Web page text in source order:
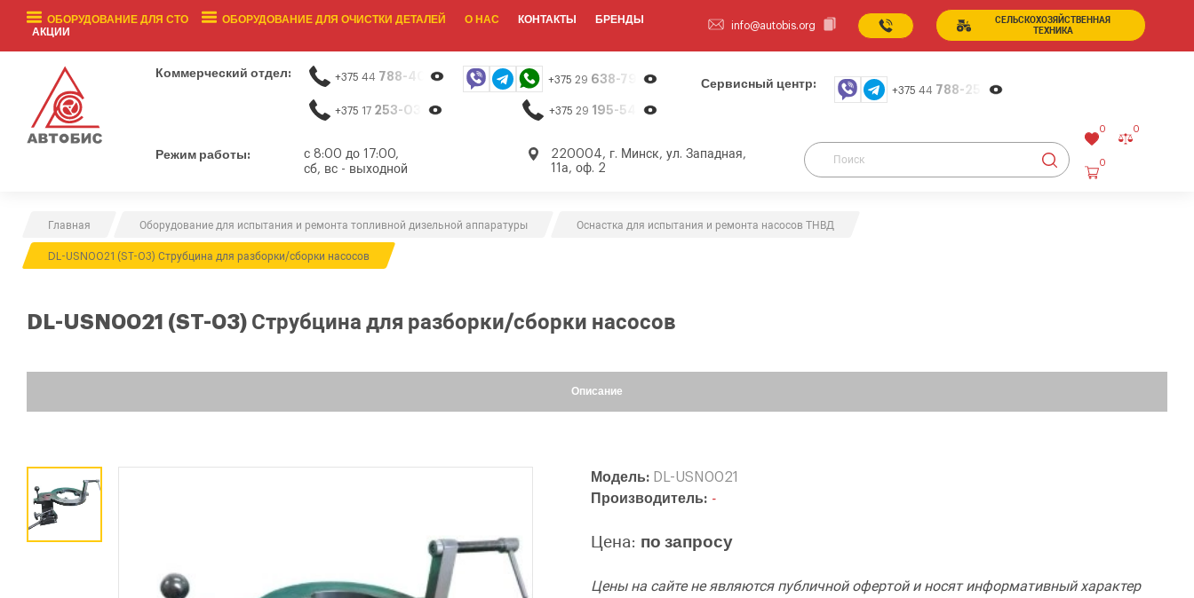
ОБОРУДОВАНИЕ ДЛЯ СТО ОБОРУДОВАНИЕ ДЛЯ ОЧИСТКИ ДЕТАЛЕЙ О НАС КОНТАКТЫ
БРЕНДЫ
АКЦИИ
info@autobis.org
СЕЛЬСКОХОЗЯЙСТВЕННАЯ
ТЕХНИКА
Коммерческий отдел: +375 44 788-40-13
+375 17 253-03-26
+375 29 638-79-23
+375 29 195-54-65
Сервисный центр:
+375 44 788-25-99
Режим работы:
с 8:00 до 17:00,
сб, вс - выходной
220004, г. Минск, ул. Западная,
11а, оф. 2
0 0
0
Главная Оборудование для испытания и ремонта топливной дизельной аппаратуры Оснастка для испытания и ремонта насосов ТНВД
DL-USN0021 (ST-03) Струбцина для разборки/сборки насосов
DL-USN0021 (ST-03) Струбцина для разборки/сборки насосов
Описание
Модель: DL-USN0021
Производитель: -
Цена: по запросу
Цены на сайте не являются публичной офертой и носят информативный характер